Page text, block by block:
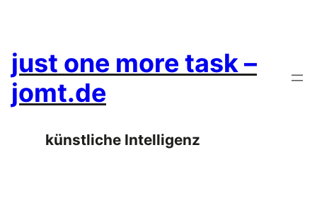
just one more task –
jomt.de
künstliche Intelligenz